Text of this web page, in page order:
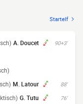
Startelf
90+3'
A. Doucet
88'
M. Latour
76'
G. Tutu